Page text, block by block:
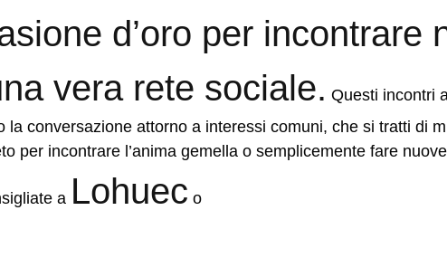
d’oro per incontrare
vera rete sociale. Questi incontri
conversazione attorno a interessi comuni, che si tratti di
per incontrare l’anima gemella o semplicemente fare
a Lohuec o